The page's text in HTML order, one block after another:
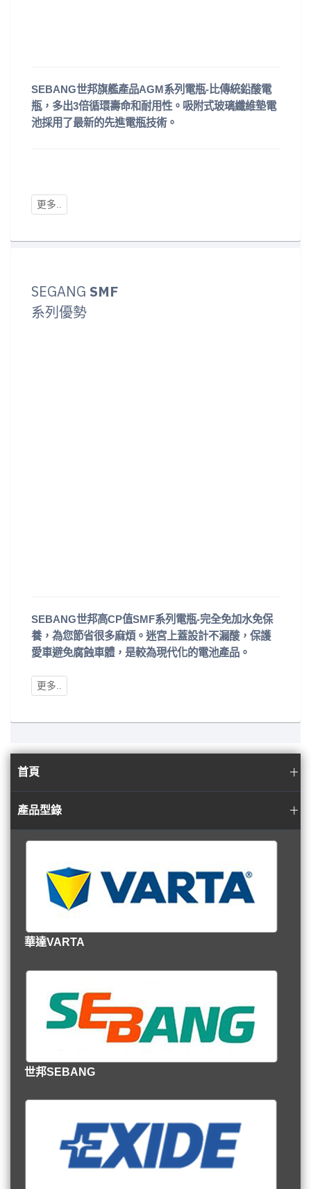
SEBANG世邦旗艦產品AGM系列電瓶-比傳統鉛酸電
瓶，多出3倍循環壽命和耐用性。吸附式玻璃纖維墊電
池採用了最新的先進電瓶技術。
SEGANG SMF
系列優勢
SEBANG世邦高CP值SMF系列電瓶-完全免加水免保
養，為您節省很多麻煩。迷宮上蓋設計不漏酸，保護
愛車避免腐蝕車體，是較為現代化的電池產品。
首頁
產品型錄
華達VARTA
世邦SEBANG